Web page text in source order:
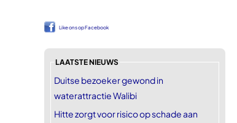
Like ons op Facebook
LAATSTE NIEUWS
Duitse bezoeker gewond in
waterattractie Walibi
Hitte zorgt voor risico op schade aan